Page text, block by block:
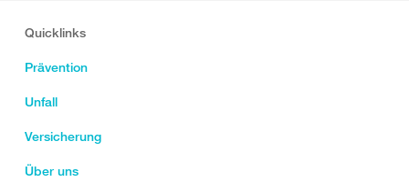
Quicklinks
Prävention
Unfall
Versicherung
Über uns